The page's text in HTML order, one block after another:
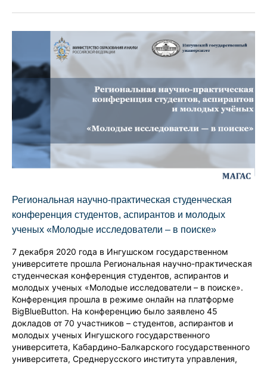
Региональная научно-практическая студенческая
конференция студентов, аспирантов и молодых
ученых «Молодые исследователи – в поиске»
7 декабря 2020 года в Ингушском государственном
университете прошла Региональная научно-практическая
студенческая конференция студентов, аспирантов и
молодых ученых «Молодые исследователи – в поиске».
Конференция прошла в режиме онлайн на платформе
BigBlueButton. На конференцию было заявлено 45
докладов от 70 участников – студентов, аспирантов и
молодых ученых Ингушского государственного
университета, Кабардино-Балкарского государственного
университета, Среднерусского института управления,